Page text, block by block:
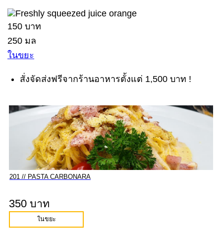
150 บาท
250 มล
ในขยะ
สั่งจัดส่งฟรีจากร้านอาหารตั้งแต่ 1,500 บาท !
201 // PASTA CARBONARA
350 บาท
ในขยะ